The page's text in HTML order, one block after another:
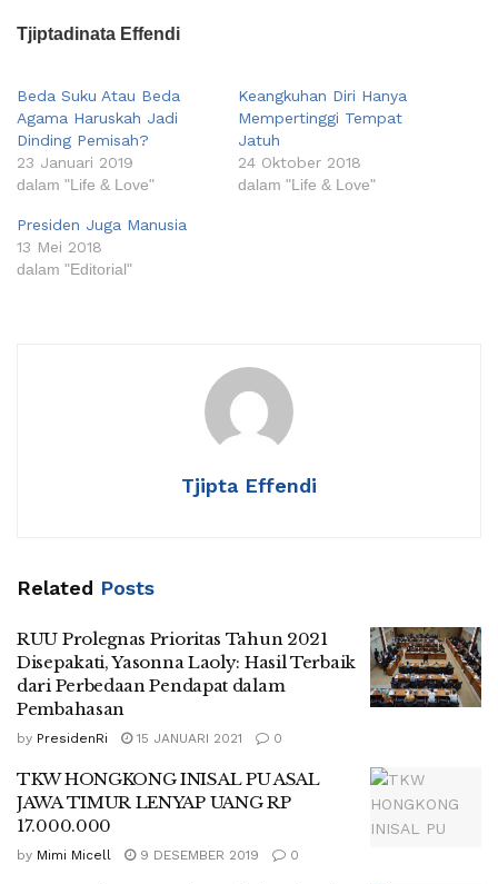
Tjiptadinata Effendi
Beda Suku Atau Beda
Agama Haruskah Jadi
Dinding Pemisah?
23 Januari 2019
dalam "Life & Love"
Keangkuhan Diri Hanya
Mempertinggi Tempat
Jatuh
24 Oktober 2018
dalam "Life & Love"
Presiden Juga Manusia
13 Mei 2018
dalam "Editorial"
Tjipta Effendi
Related Posts
RUU Prolegnas Prioritas Tahun 2021
Disepakati, Yasonna Laoly: Hasil Terbaik
dari Perbedaan Pendapat dalam
Pembahasan
by PresidenRi 15 JANUARI 2021 0
TKW HONGKONG INISAL PU ASAL
JAWA TIMUR LENYAP UANG RP
17.000.000
by Mimi Micell 9 DESEMBER 2019 0